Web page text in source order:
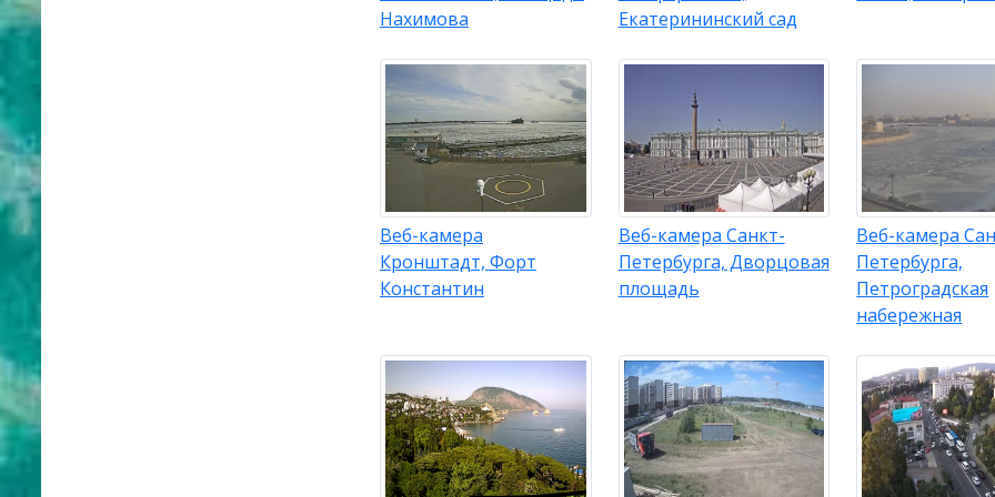
Нахимова
Екатерининский сад
Веб-камера
Кронштадт, Форт
Константин
Веб-камера Санкт-
Петербурга, Дворцовая
площадь
Веб-камера
Петербурга,
Петроградская
набережная